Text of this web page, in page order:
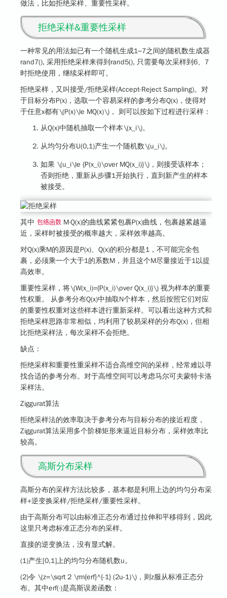
做法，比如拒绝采样、重要性采样。
拒绝采样&重要性采样
一种常见的用法如已有一个随机生成1~7之间的随机数生成器
rand7(), 采用拒绝采样来得到rand5(), 只需要每次采样到6、7
时拒绝使用，继续采样即可。
拒绝采样 ，又叫接受/拒绝采样(Accept-Reject Sampling)。对
于目标分布P(x)，选取一个容易采样的参考分布Q(x)，使得对
于任意x都有\(P(x)\le MQ(x)\) ， 则可以按如下过程进行采样：
从Q(x)中随机抽取一个样本\(x_i\)。
从均匀分布U(0,1)产生一个随机数\(u_i\)。
如果 \(u_i\le {P(x_i)\over MQ(x_i)}\) ，则接受该样本；
否则拒绝，重新从步骤1开始执行，直到新产生的样本
被接受。
其中 包络函数 M·Q(x)的曲线紧紧包裹P(x)曲线，包裹越紧越逼
近，采样时被接受的概率越大，采样效率越高。
对Q(x)乘M的原因是P(x)、Q(x)的积分都是1，不可能完全包
裹，必须乘一个大于1的系数M，并且这个M尽量接近于1以提
高效率。
重要性采样 ，将\(W(x_i)={P(x_i)\over Q(x_i)}\) 视为样本的重要
性权重。 从参考分布Q(x)中抽取N个样本，然后按照它们对应
的重要性权重对这些样本进行重新采样。可以看出这种方式和
拒绝采样思路非常相似，均利用了较易采样的分布Q(x)，但相
比拒绝采样法，每次采样不会拒绝。
缺点：
拒绝采样和重要性重采样不适合高维空间的采样，经常难以寻
找合适的参考分布。对于高维空间可以考虑马尔可夫蒙特卡洛
采样法。
Ziggurat算法
拒绝采样法的效率取决于参考分布与目标分布的接近程度，
Ziggurat算法采用多个阶梯矩形来逼近目标分布，采样效率比
较高。
高斯分布采样
高斯分布的采样方法比较多，基本都是利用上边的均匀分布采
样+逆变换采样/拒绝采样/重要性采样。
由于高斯分布可以由标准正态分布通过拉伸和平移得到，因此
这里只考虑标准正态分布的采样。
直接的逆变换法 ，没有显式解。
(1)产生[0,1]上的均匀分布随机数u。
(2)令 \(z=\sqrt 2 \rm{erf}^{-1} (2u-1)\) ，则z服从标准正态分
布。其中erf(·)是高斯误差函数：